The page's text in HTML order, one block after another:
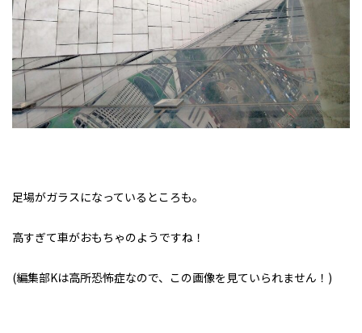
足場がガラスになっているところも。
高すぎて車がおもちゃのようですね！
(編集部Kは高所恐怖症なので、この画像を見ていられません！)